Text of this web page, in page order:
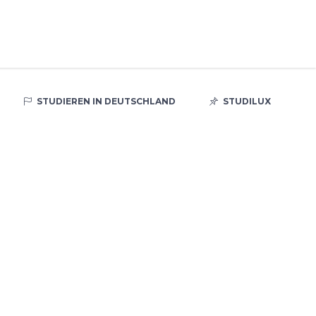
STUDIEREN IN DEUTSCHLAND STUDILUX